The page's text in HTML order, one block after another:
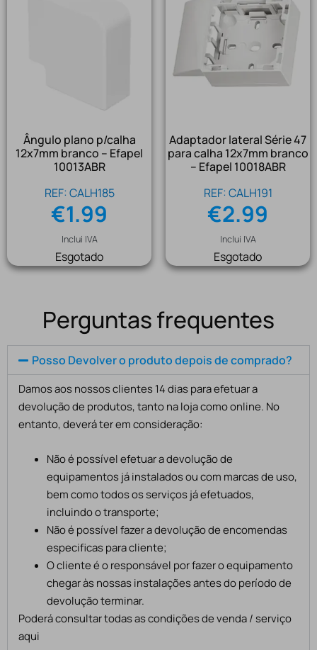
Ângulo plano p/calha
12x7mm branco – Efapel
10013ABR
REF: CALH185
€1.99
Inclui IVA
Esgotado
Adaptador lateral Série 47
para calha 12x7mm branco
– Efapel 10018ABR
REF: CALH191
€2.99
Inclui IVA
Esgotado
Perguntas frequentes
Posso Devolver o produto depois de comprado?
Damos aos nossos clientes 14 dias para efetuar a
devolução de produtos, tanto na loja como online. No
entanto, deverá ter em consideração:
Não é possível efetuar a devolução de
equipamentos já instalados ou com marcas de uso,
bem como todos os serviços já efetuados,
incluindo o transporte;
Não é possível fazer a devolução de encomendas
especificas para cliente;
O cliente é o responsável por fazer o equipamento
chegar às nossas instalações antes do período de
devolução terminar.
Poderá consultar todas as condições de venda / serviço
aqui